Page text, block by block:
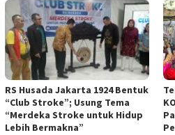
RS Husada Jakarta 1924 Bentuk
“Club Stroke”; Usung Tema
“Merdeka Stroke untuk Hidup
Lebih Bermakna”